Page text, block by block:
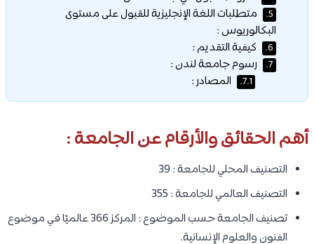
5.
متطلبات اللغة الإنجليزية للقبول على مستوى
البكالوريوس :
6. كيفية التقديم :
7. رسوم جامعة لندن :
7.1. المصادر :
أهم الحقائق والأرقام عن الجامعة :
التصنيف المحلي للجامعة : 39
التصنيف العالمي للجامعة : 355
تصنيف الجامعة حسب الموضوع : المركز 366 عالميًا في موضوع
الفنون والعلوم الإنسانية.